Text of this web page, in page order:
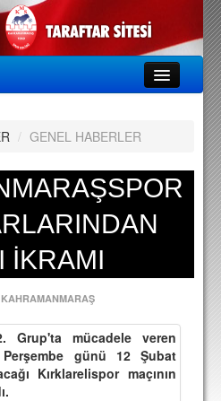
/ GENEL HABERLER
İKRAMI
KAHRAMANMARAŞ
mücadele veren
Perşembe günü 12 Şubat
Kırklarelispor maçının